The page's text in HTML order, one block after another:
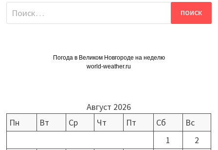
Найти:
Погода в Великом Новгороде на неделю
world-weather.ru
Август 2026
Пн
Вт Ср Чт Пт Сб
Вс
1
2